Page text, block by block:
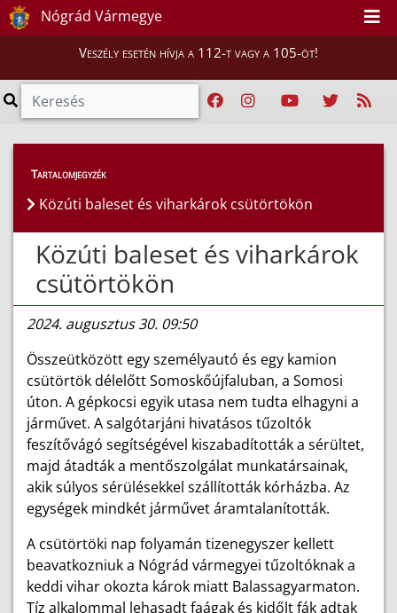
Nógrád Vármegye
Veszély esetén hívja a 112-t vagy a 105-öt!
Híreink > Hírek
Tartalomjegyzék
Közúti baleset és viharkárok csütörtökön
Közúti baleset és viharkárok
csütörtökön
2024. augusztus 30. 09:50
Összeütközött egy személyautó és egy kamion
csütörtök délelőtt Somoskőújfaluban, a Somosi
úton. A gépkocsi egyik utasa nem tudta elhagyni a
járművet. A salgótarjáni hivatásos tűzoltók
feszítővágó segítségével kiszabadították a sérültet,
majd átadták a mentőszolgálat munkatársainak,
akik súlyos sérülésekkel szállították kórházba. Az
egységek mindkét járművet áramtalanították.
A csütörtöki nap folyamán tizenegyszer kellett
beavatkozniuk a Nógrád vármegyei tűzoltóknak a
keddi vihar okozta károk miatt Balassagyarmaton.
Tíz alkalommal lehasadt faágak és kidőlt fák adtak